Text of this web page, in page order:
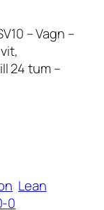
– Vagn –
24 tum –
Lean
0